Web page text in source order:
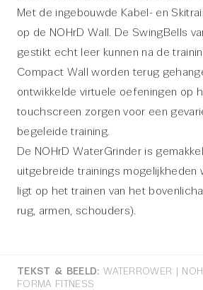
Met de ingebouwde Kabel- en
op de NOHrD Wall. De SwingBells
gestikt echt leer kunnen na de
Compact Wall worden terug
ontwikkelde virtuele oefeningen op
touchscreen zorgen voor een
begeleide training.
De NOHrD WaterGrinder is
uitgebreide trainings mogelijkheden
ligt op het trainen van het
rug, armen, schouders).
TEKST & BEELD: WATERROWER |
FORMA FITNESS